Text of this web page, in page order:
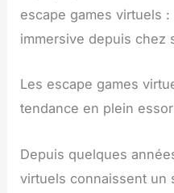
escape games virtuels
immersive depuis chez
Les escape games
tendance en plein essor
Depuis quelques
virtuels connaissent un